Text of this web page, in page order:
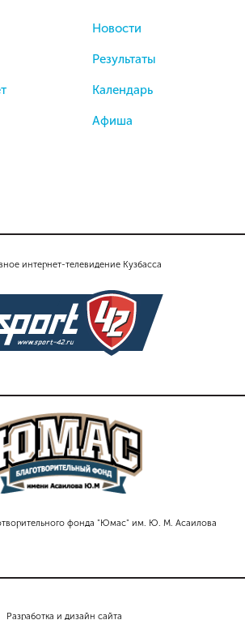
интернет-телевидение Кузбасса
фонда "Юмас" им. Ю. М. Асаилова
Новости
Результаты
Календарь
Афиша
Разработка и дизайн сайта